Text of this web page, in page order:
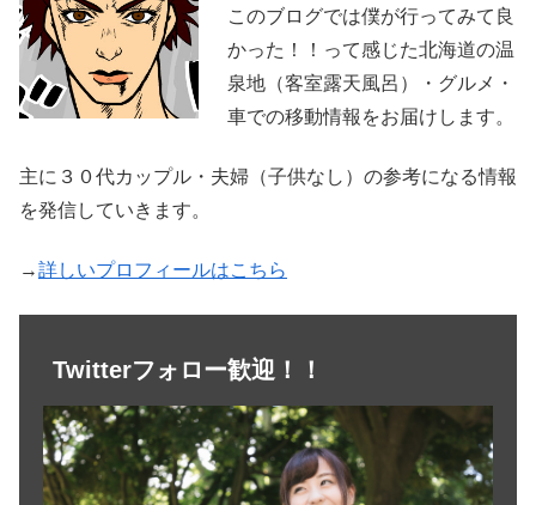
このブログでは僕が行ってみて良
かった！！って感じた北海道の温
泉地（客室露天風呂）・グルメ・
車での移動情報をお届けします。
主に３０代カップル・夫婦（子供なし）の参考になる情報
を発信していきます。
→詳しいプロフィールはこちら
Twitterフォロー歓迎！！